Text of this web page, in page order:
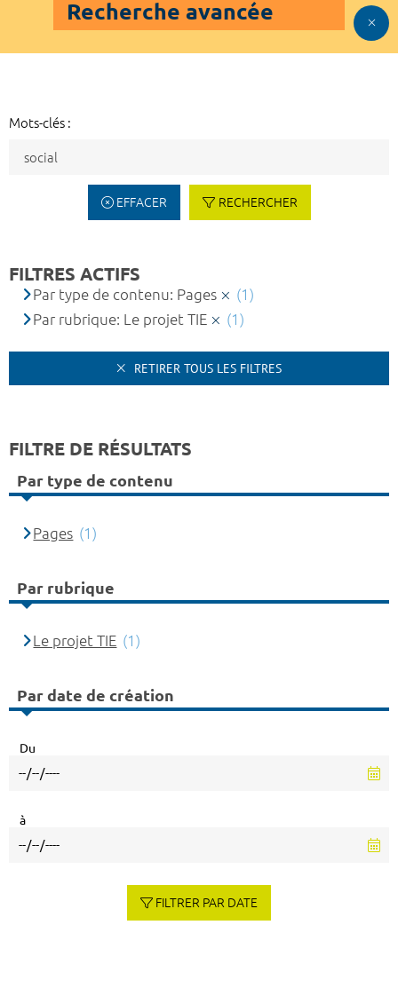
Recherche avancée
Mots-clés :
EFFACER RECHERCHER
FILTRES ACTIFS
Par type de contenu: Pages
(1)
Par rubrique: Le projet TIE
(1)
RETIRER TOUS LES FILTRES
FILTRE DE RÉSULTATS
Par type de contenu
Pages (1)
Par rubrique
Le projet TIE (1)
Par date de création
Du
à
FILTRER PAR DATE